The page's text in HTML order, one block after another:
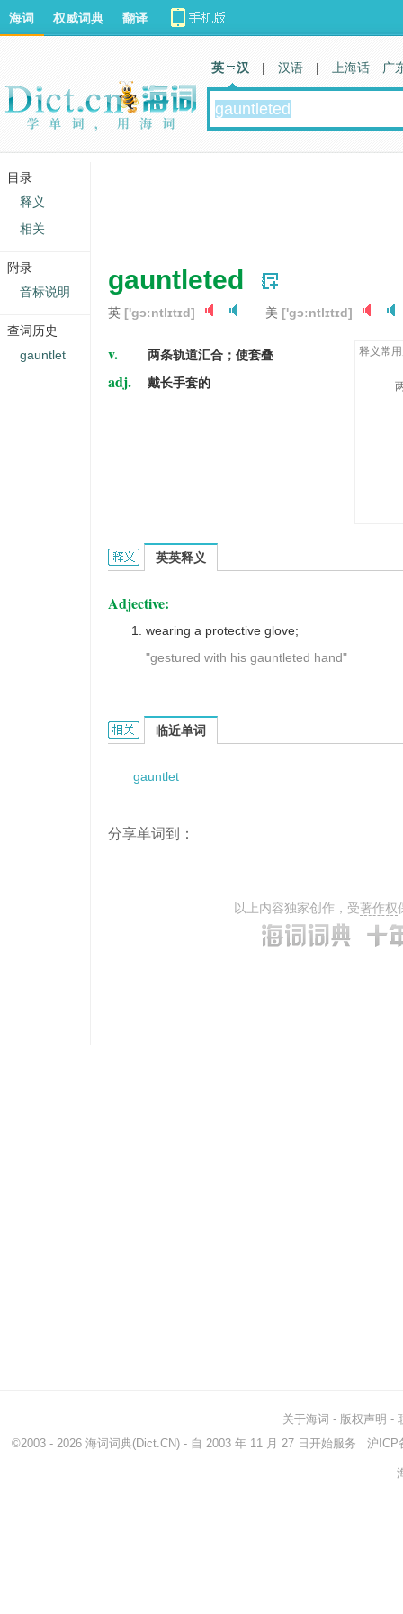
gauntleted
英 ['ɡɔːntlɪtɪd] 美 ['ɡɔːntlɪtɪd]
v. 两条轨道汇合；使套叠
adj. 戴长手套的
释义常
gauntleted的英文翻译是什么意思，词典释义与在
英英释义
Adjective:
wearing a protective glove;
"gestured with his gauntleted hand"
gauntleted的相关资料：
临近单词
gauntlet
分享单词到：
以上内容独家创作，受著作权
海词 权威词典 翻译
英 汉 | 汉语 | 上海话 广
关于海词 - 版权声明 -
©2003 - 2026 海词词典(Dict.CN) - 自 2003 年 11 月 27 日开始服务 沪ICP
目录
释义
相关
附录
音标说明
查词历史
gauntlet